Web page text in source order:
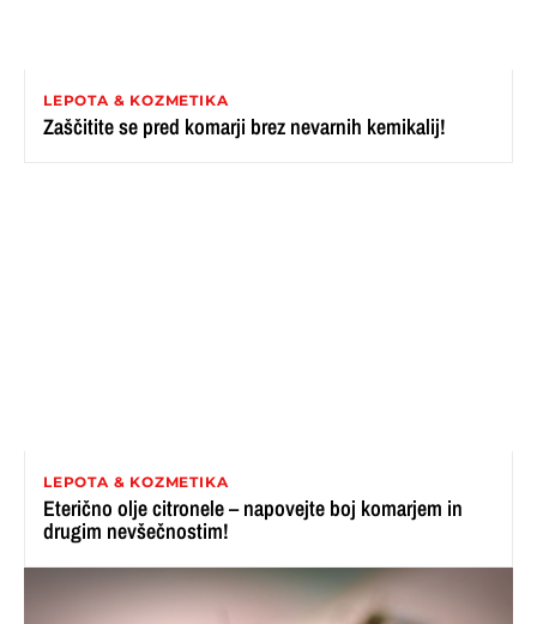
LEPOTA & KOZMETIKA
Zaščitite se pred komarji brez nevarnih kemikalij!
LEPOTA & KOZMETIKA
Eterično olje citronele – napovejte boj komarjem in
drugim nevšečnostim!